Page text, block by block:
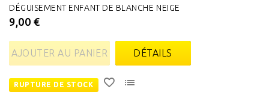
DÉGUISEMENT ENFANT DE BLANCHE NEIGE
9,00 €
AJOUTER AU PANIER DÉTAILS
RUPTURE DE STOCK